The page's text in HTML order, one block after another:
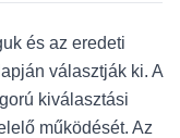
és az eredeti
választják ki. A
kiválasztási
működését. Az